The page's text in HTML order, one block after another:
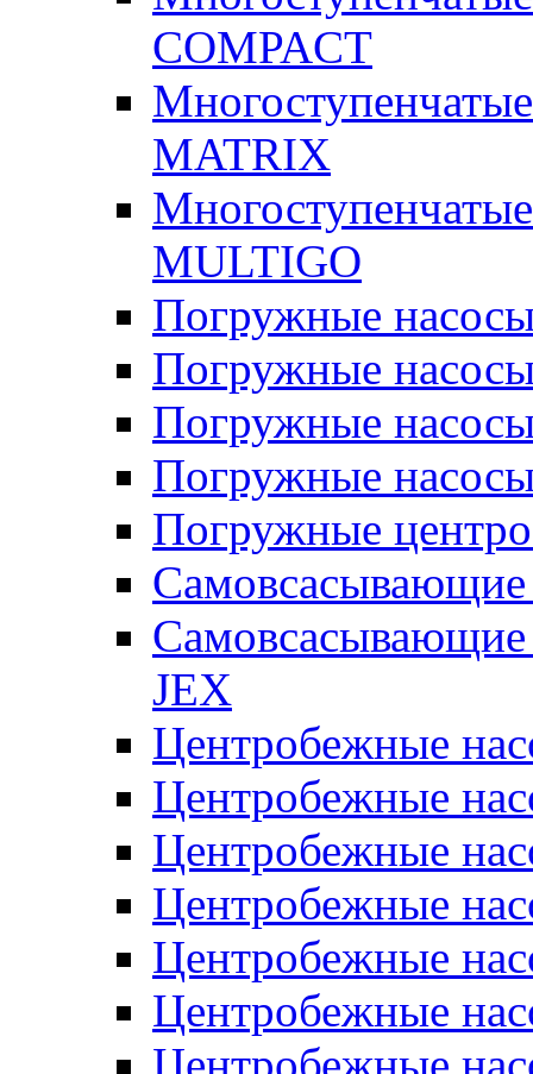
COMPACT
MATRIX
MULTIGO
Погружные
Погружные
Погружные
Погружные
Погружные
Самовсасывающие
Самовсасывающие
JEX
Центробежные
Центробежные
Центробежные
Центробежные
Центробежные
Центробежные
Центробежные